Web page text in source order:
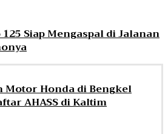
Siap Mengaspal di Jalanan
Motor Honda di Bengkel
AHASS di Kaltim